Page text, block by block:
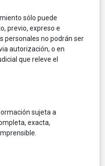
sólo puede
previo, expreso e
personales no podrán ser
autorización, o en
que releve el
sujeta a
exacta,